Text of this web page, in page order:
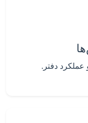
عملکرد دفتر.